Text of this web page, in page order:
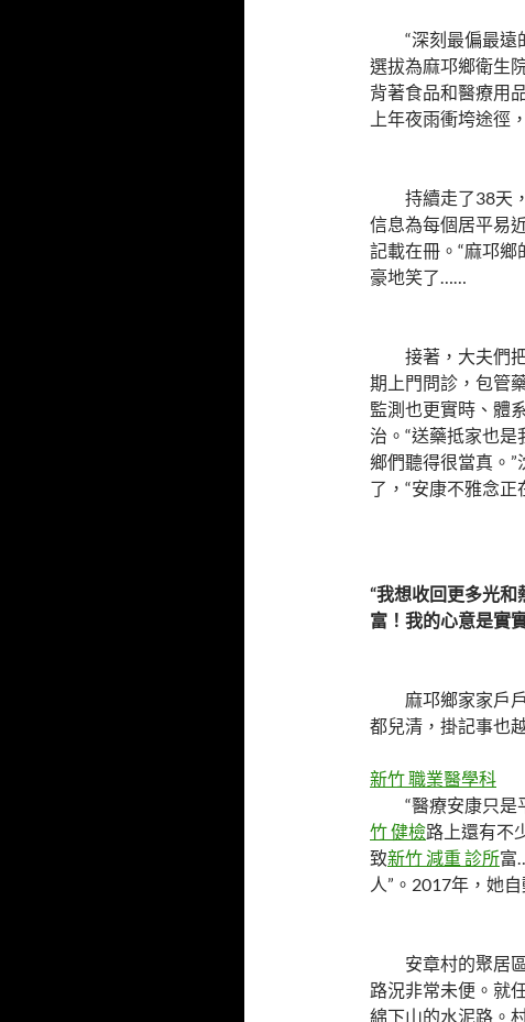
“深刻最偏最遠
選拔為麻邛鄉衛生
背著食品和醫療用
上年夜雨衝垮途徑
持續走了38天
信息為每個居平易
記載在冊。“麻邛鄉
豪地笑了……
接著，大夫們
期上門問診，包管
監測也更實時、體
治。“送藥抵家也
鄉們聽得很當真。
了，“安康不雅念
“我想收回更多光
富！我的心意是實
麻邛鄉家家戶
都兒清，掛記事也
新竹 職業醫學科
“醫療安康只是
竹 健檢路上還有不
致新竹 減重 診所富
人”。2017年，她
安章村的聚居
路況非常未便。就
綿下山的水泥路。